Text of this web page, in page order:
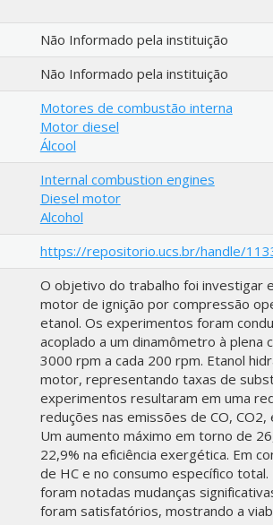
Não Informado pela instituição
Não Informado pela instituição
Motores de combustão interna
Motor diesel
Álcool
Internal combustion engines
Diesel motor
Alcohol
https://repositorio.ucs.br/handle/
O objetivo do trabalho foi investigar
motor de ignição por compressão
etanol. Os experimentos foram
acoplado a um dinamômetro à plena
3000 rpm a cada 200 rpm. Etanol
motor, representando taxas de
experimentos resultaram em uma
reduções nas emissões de CO,
Um aumento máximo em torno de
22,9% na eficiência exergética. Em
de HC e no consumo específico
foram notadas mudanças
foram satisfatórios, mostrando a